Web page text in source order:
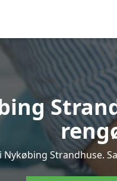
Strandhuse.